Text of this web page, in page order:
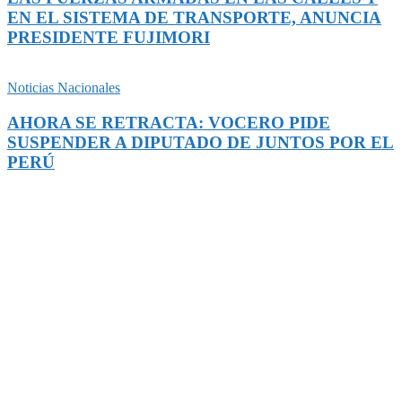
EN EL SISTEMA DE TRANSPORTE, ANUNCIA
PRESIDENTE FUJIMORI
Noticias Nacionales
AHORA SE RETRACTA: VOCERO PIDE
SUSPENDER A DIPUTADO DE JUNTOS POR EL
PERÚ